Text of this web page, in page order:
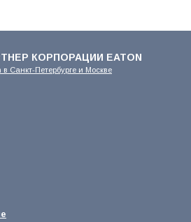
КОРПОРАЦИИ EATON
Санкт-Петербурге и Москве